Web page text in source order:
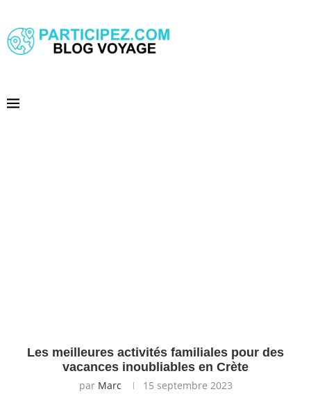
Les meilleures activités familiales pour des
vacances inoubliables en Crète
par Marc 15 septembre 2023